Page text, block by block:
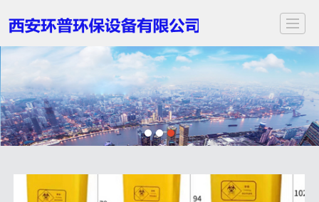
首页 关于我们 服务项目 应用领域案例展示新闻动态视频中心